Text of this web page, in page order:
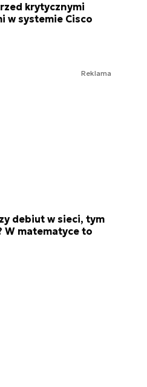
krytycznymi
w systemie Cisco
Reklama
debiut w sieci, tym
W matematyce to